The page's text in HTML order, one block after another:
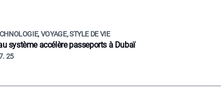
VOYAGE, STYLE DE VIE
système accélère passeports à Dubaï
25